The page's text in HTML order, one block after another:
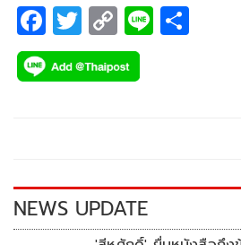
F
ac
e
k
T
wi
tt
C
o
p
k
Li
NEWS UPDATE